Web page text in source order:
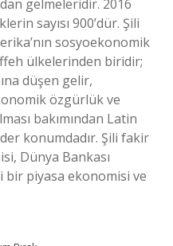
gelmeleridir. 2016
sayısı 900’dür. Şili
sosyoekonomik
ülkelerinden biridir;
düşen gelir,
özgürlük ve
bakımından Latin
konumdadır. Şili fakir
Dünya Bankası
bir piyasa ekonomisi ve